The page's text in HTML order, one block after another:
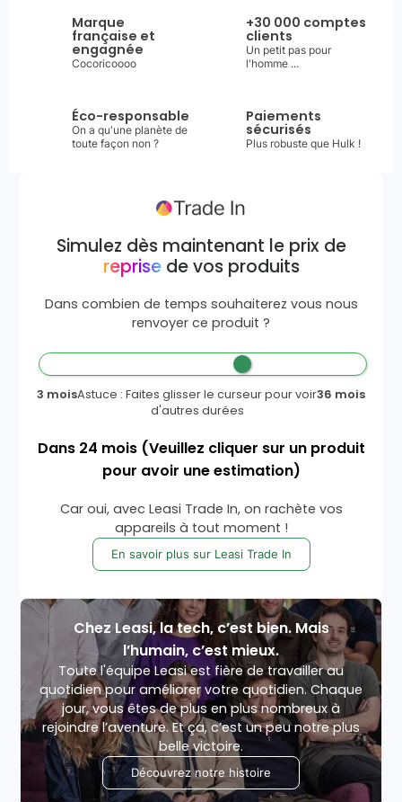
Marque
française et
engagnée
Cocoricoooo
+30 000 comptes
clients
Un petit pas pour
l'homme ...
Éco-responsable
On a qu'une planète de
toute façon non ?
Paiements
sécurisés
Plus robuste que Hulk !
Simulez dès maintenant le prix de
reprisede vos produits
Dans combien de temps souhaiterez vous nous
renvoyer ce produit ?
3 moisAstuce : Faites glisser le curseur pour voir
d'autres durées
36 mois
Dans 24 mois (Veuillez cliquer sur un produit
pour avoir une estimation)
Car oui, avec Leasi Trade In, on rachète vos
appareils à tout moment !
En savoir plus sur Leasi Trade In
Chez Leasi, la tech, c’est bien. Mais
l’humain, c’est mieux.
Toute l'équipe Leasi est fière de travailler au
quotidien pour améliorer votre quotidien. Chaque
jour, vous êtes de plus en plus nombreux à
rejoindre l’aventure. Et ça, c’est un peu notre plus
belle victoire.
Découvrez notre histoire